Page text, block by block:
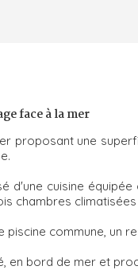
face à la mer
proposant une
d'une cuisine
chambres climatisées
piscine commune, un
en bord de mer et